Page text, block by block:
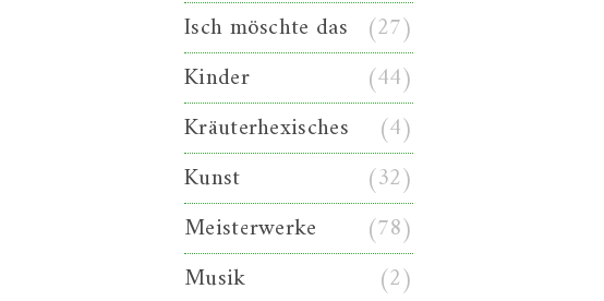
Isch möschte das (27)
Kinder
(44)
Kräuterhexisches
(4)
Kunst
(32)
Meisterwerke
(78)
Musik
(2)